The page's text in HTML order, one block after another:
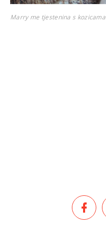
Marry me tjestenina s kozicama